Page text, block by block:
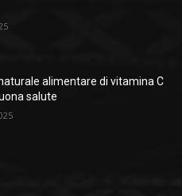
alimentare di vitamina C
salute